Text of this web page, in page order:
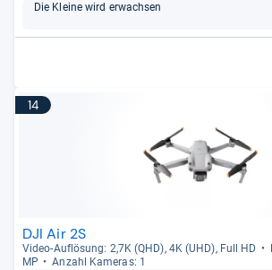
Die Kleine wird erwach­sen
14
DJI Air 2S
Video-​Auf­lö­sung: 2,7K (QHD), 4K (UHD), Full HD
MP
Anzahl Kame­ras: 1